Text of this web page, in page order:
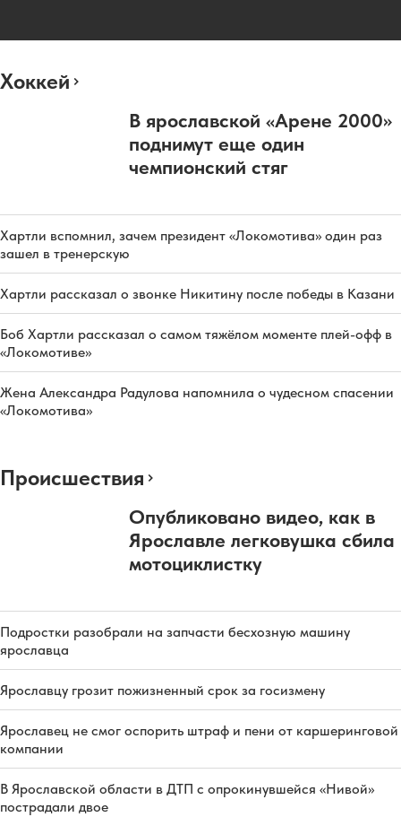
Хоккей
В ярославской «Арене 2000»
поднимут еще один
чемпионский стяг
Хартли вспомнил, зачем президент «Локомотива» один раз
зашел в тренерскую
Хартли рассказал о звонке Никитину после победы в Казани
Боб Хартли рассказал о самом тяжёлом моменте плей-офф в
«Локомотиве»
Жена Александра Радулова напомнила о чудесном спасении
«Локомотива»
Происшествия
Опубликовано видео, как в
Ярославле легковушка сбила
мотоциклистку
Подростки разобрали на запчасти бесхозную машину
ярославца
Ярославцу грозит пожизненный срок за госизмену
Ярославец не смог оспорить штраф и пени от каршеринговой
компании
В Ярославской области в ДТП с опрокинувшейся «Нивой»
пострадали двое